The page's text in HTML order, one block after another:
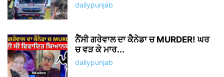
dailypunjab
ਨੈਂਸੀ ਗਰੇਵਾਲ ਦਾ ਕੈਨੇਡਾ ਚ MURDER! ਘਰ
ਚ ਵੜ ਕੇ ਮਾਰ...
dailypunjab